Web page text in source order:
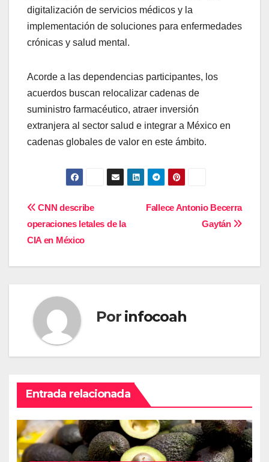
digitalización de servicios médicos y la
implementación de soluciones para enfermedades
crónicas y salud mental.
Acorde a las dependencias participantes, los
acuerdos buscan relocalizar cadenas de
suministro farmacéutico, atraer inversión
extranjera al sector salud e integrar a México en
cadenas globales de valor en este ámbito.
Navegación
de
entradas
Fallece Antonio Becerra
Gaytán
CNN describe
operaciones letales de la
CIA en México
Por infocoah
Entrada relacionada